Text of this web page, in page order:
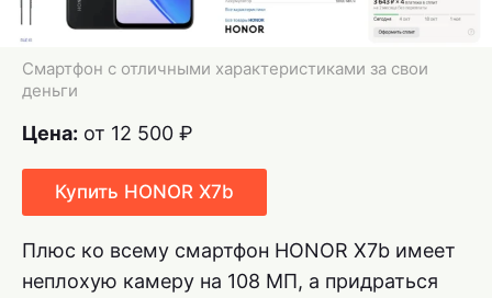
Смартфон с отличными характеристиками за свои
деньги
Цена: от 12 500 ₽
Купить HONOR X7b
Плюс ко всему смартфон HONOR X7b имеет
неплохую камеру на 108 МП, а придраться